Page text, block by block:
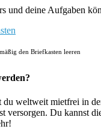
und deine Aufgaben
den Briefkasten leeren
weltweit mietfrei in
versorgen. Du kannst